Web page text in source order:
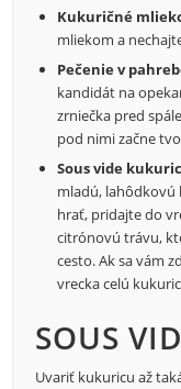
Kukuričné
mliekom a
Pečenie v
kandidát na
zrniečka pred
pod nimi začne
Sous vide
mladú, lahôdkovú
hrať, pridajte do
citrónovú trávu,
cesto. Ak sa vám
vrecka celú
SOUS
Uvariť kukuricu až